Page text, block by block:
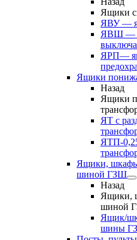
Ящики
ЯВУ —
ЯВШ —
ЯРП—
Ящики
Назад
Ящики
ЯТ с
ЯТП-
Ящики, шкафы
шиной ГЗШ
Назад
Ящики,
шиной
Ящик/
шины